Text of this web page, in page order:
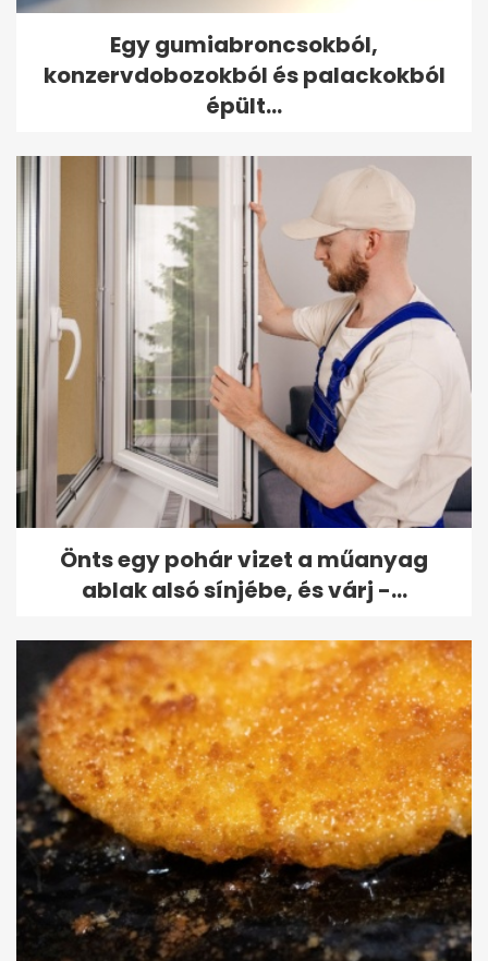
Egy gumiabroncsokból,
konzervdobozokból és palackokból
épült...
Önts egy pohár vizet a műanyag
ablak alsó sínjébe, és várj -...